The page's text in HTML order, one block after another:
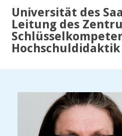
Universität des
Leitung des
Hochschuldidaktik